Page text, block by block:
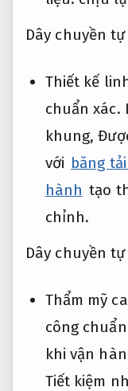
Dây chuyền
Thiết kế
chuẩn xác.
khung,
với băng
hành tạo
chỉnh.
Dây chuyền
Thẩm mỹ
công
khi vận
Tiết kiệm